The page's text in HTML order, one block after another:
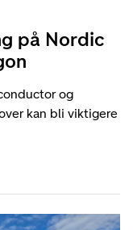
på Nordic
og
kan bli viktigere